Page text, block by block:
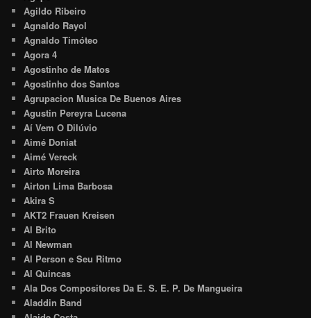
Agildo Ribeiro
Agnaldo Rayol
Agnaldo Timóteo
Agora 4
Agostinho de Matos
Agostinho dos Santos
Agrupacion Musica De Buenos Aires
Agustin Pereyra Lucena
Aí Vem O Dilúvio
Aimé Doniat
Aimé Vereck
Airto Moreira
Airton Lima Barbosa
Akira S
AKT2 Frauen Kreisen
Al Brito
Al Newman
Al Person e Seu Ritmo
Al Quincas
Ala Dos Compositores Da E. S. E. P. De Mangueira
Aladdin Band